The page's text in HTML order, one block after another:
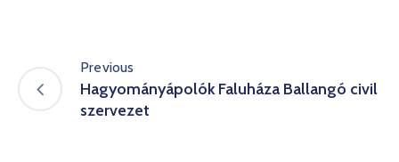
Previous
Hagyományápolók Faluháza Ballangó civil
szervezet